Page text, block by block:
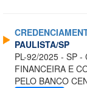
PAULISTA/SP
PL-92/2025 - SP -
FINANCEIRA E
PELO BANCO